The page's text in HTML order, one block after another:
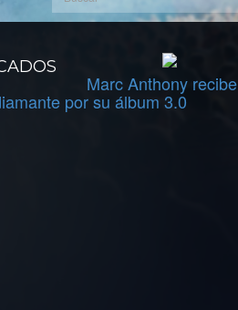
Marc Anthony recibe
por su álbum 3.0